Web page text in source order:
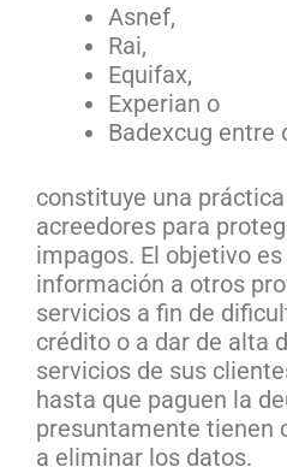
Asnef,
Rai,
Equifax,
Experian o
Badexcug entre
constituye una
acreedores para
impagos. El objetivo
información a otros
servicios a fin de
crédito o a dar de alta
servicios de sus
hasta que paguen la
presuntamente tienen
a eliminar los datos.